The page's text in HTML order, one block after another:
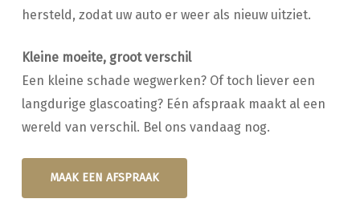
hersteld, zodat uw auto er weer als nieuw uitziet.
Kleine moeite, groot verschil
Een kleine schade wegwerken? Of toch liever een
langdurige glascoating? Eén afspraak maakt al een
wereld van verschil. Bel ons vandaag nog.
MAAK EEN AFSPRAAK